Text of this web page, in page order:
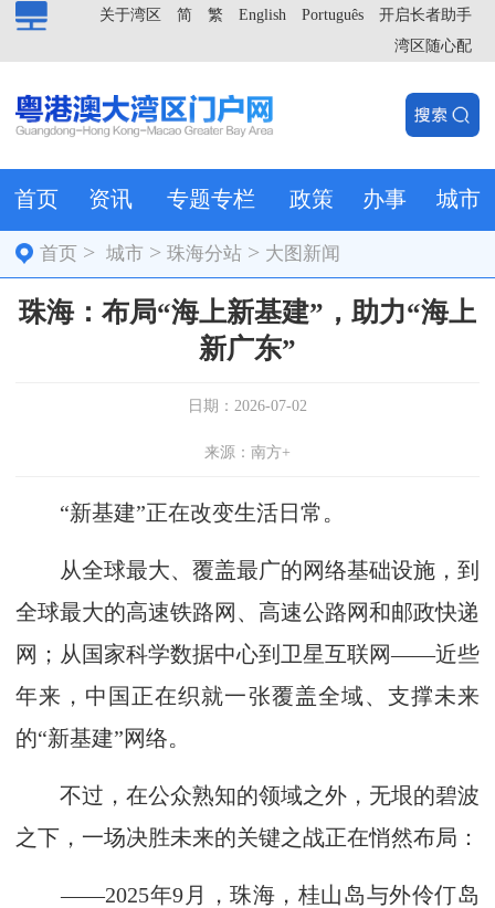
开启长者助手
Português
English
繁
简
关于湾区
湾区随心配
首页 资讯 专题专栏 政策 办事 城市
首页 >城市 >珠海分站 > 大图新闻
珠海：布局“海上新基建”，助力“海上
新广东”
日期：2026-07-02
来源：南方+
“新基建”正在改变生活日常。
从全球最大、覆盖最广的网络基础设施，到
全球最大的高速铁路网、高速公路网和邮政快递
网；从国家科学数据中心到卫星互联网——近些
年来，中国正在织就一张覆盖全域、支撑未来
的“新基建”网络。
不过，在公众熟知的领域之外，无垠的碧波
之下，一场决胜未来的关键之战正在悄然布局：
——2025年9月，珠海，桂山岛与外伶仃岛